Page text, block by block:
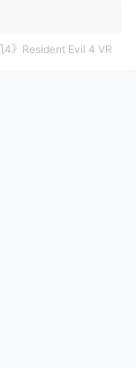
4》Resident Evil 4 VR